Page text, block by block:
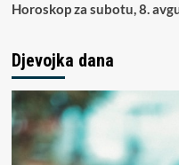
Horoskop za subotu, 8.
Djevojka dana